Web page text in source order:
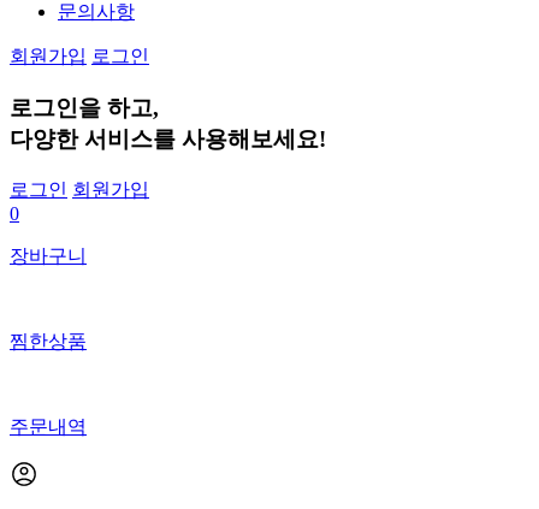
문의사항
회원가입 로그인
로그인을 하고,
다양한 서비스를 사용해보세요!
로그인 회원가입
0
장바구니
찜한상품
주문내역